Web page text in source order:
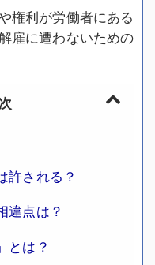
権利が労働者にある
雇に遭わないための
許される？
違点は？
とは？